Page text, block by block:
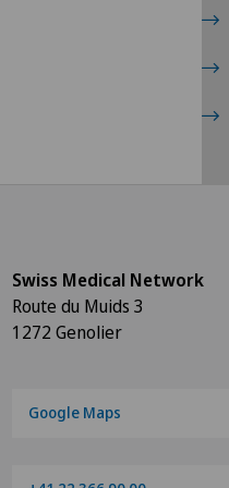
Swiss Medical Network
Route du Muids 3
1272 Genolier
Google Maps